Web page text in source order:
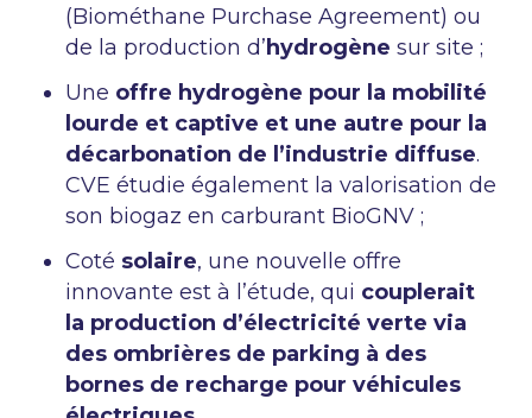
(Biométhane Purchase Agreement) ou
de la production d’hydrogène sur site ;
Une offre hydrogène pour la mobilité
lourde et captive et une autre pour la
décarbonation de l’industrie diffuse.
CVE étudie également la valorisation de
son biogaz en carburant BioGNV ;
Coté solaire, une nouvelle offre
innovante est à l’étude, qui couplerait
la production d’électricité verte via
des ombrières de parking à des
bornes de recharge pour véhicules